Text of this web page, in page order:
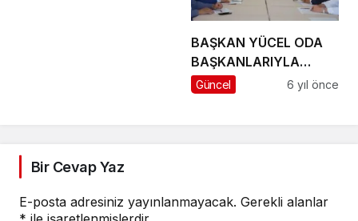
BAŞKAN YÜCEL ODA
BAŞKANLARIYLA
BULUŞTU
Güncel 6 yıl önce
Bir Cevap Yaz
E-posta adresiniz yayınlanmayacak. Gerekli alanlar